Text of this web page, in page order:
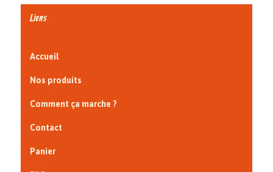
Liens
Accueil
Nos produits
Comment ça marche ?
Contact
Panier